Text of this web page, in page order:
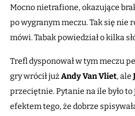
Mocno nietrafione, okazujące
po wygranym meczu. Tak się nie
mówi. Tabak powiedział o kilka
Trefl dysponował w tym meczu
gry wrócił już Andy Van Vliet, ale
przeciętnie. Pytanie na ile było
efektem tego, że dobrze